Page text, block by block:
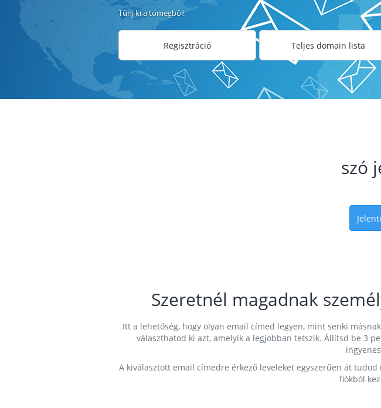
Tűnj ki a tömegből!
Regisztráció Teljes domain lista
szó
Szeretnél magadnak
Itt a lehetőség, hogy olyan email címed legyen, mint senki
választhatod ki azt, amelyik a legjobban tetszik. Állítsd be 3
A kiválasztott email címedre érkező leveleket egyszerűen át
fiókból